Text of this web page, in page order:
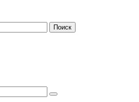
Поиск